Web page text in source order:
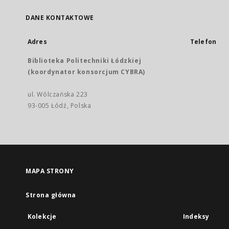
DANE KONTAKTOWE
Adres
Biblioteka Politechniki Łódzkiej
(koordynator konsorcjum CYBRA)
ul. Wólczańska 223
93-005 Łódź, Polska
Telefon
MAPA STRONY
Strona główna
Kolekcje Indeksy